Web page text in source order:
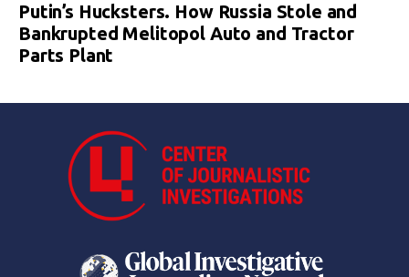
Putin’s Hucksters. How Russia Stole and
Bankrupted Melitopol Auto and Tractor
Parts Plant